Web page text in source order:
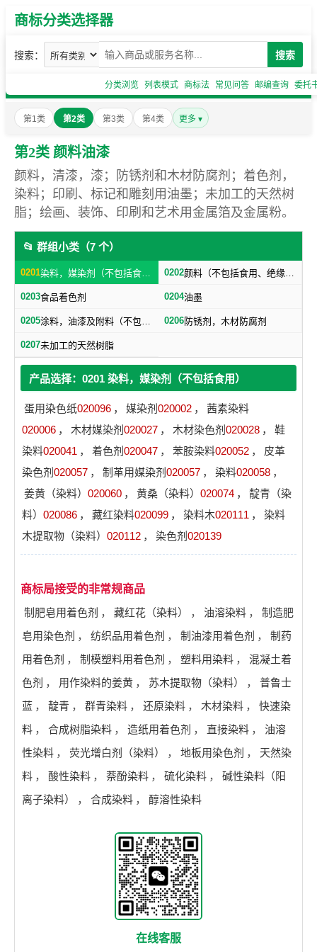
商标分类选择器
搜索： 搜索
分类浏览 列表模式 商标法 常见问答 邮编查询 委托
第1类 第2类 第3类 第4类 更多 ▾
第2类 颜料油漆
颜料，清漆，漆；防锈剂和木材防腐剂；着色剂，
染料；印刷、标记和雕刻用油墨；未加工的天然树
脂；绘画、装饰、印刷和艺术用金属箔及金属粉。
📂 群组小类（7 个）
0201 染料，媒染剂（不包括食用） 0202 颜料（不包括食用、绝缘用），画家、装饰家、印刷商和艺术家用金属箔及金属粉
0203食品着色剂 0204油墨
0205 涂料，油漆及附料（不包括绝缘漆） 0206防锈剂，木材防腐剂
0207未加工的天然树脂
产品选择：0201 染料，媒染剂（不包括食用）
蛋用染色纸020096 ， 媒染剂 020002 ，
茜素染料
020006 ， 木材媒染剂 020027 ， 木材染色剂 020028 ，
鞋
染料020041 ， 着色剂 020047 ， 苯胺染料020052 ，
皮革
染色剂 020057 ， 制革用媒染剂 020057 ， 染料020058 ，
姜黄（染料） 020060 ， 黄桑（染料） 020074 ，
靛青（染
料） 020086 ， 藏红染料020099 ， 染料木020111 ，
染料
木提取物（染料） 020112 ， 染色剂 020139
商标局接受的非常规商品
制肥皂用着色剂 ， 藏红花（染料） ， 油溶染料 ，
制造肥
皂用染色剂 ， 纺织品用着色剂 ， 制油漆用着色剂 ，
制药
用着色剂 ， 制模塑料用着色剂 ， 塑料用染料 ，
混凝土着
色剂 ， 用作染料的姜黄 ， 苏木提取物（染料） ，
普鲁士
蓝 ， 靛青 ， 群青染料 ， 还原染料 ， 木材染料 ，
快速染
料 ， 合成树脂染料 ， 造纸用着色剂 ， 直接染料 ，
油溶
性染料 ， 荧光增白剂（染料） ， 地板用染色剂 ，
天然染
料 ， 酸性染料 ， 萘酚染料 ， 硫化染料 ，
碱性染料（阳
离子染料）
， 合成染料 ， 醇溶性染料
在线客服